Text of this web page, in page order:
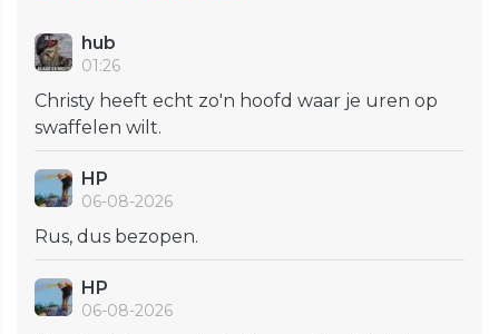
hub
01:26
Christy heeft echt zo'n hoofd waar je uren op
swaffelen wilt.
HP
06-08-2026
Rus, dus bezopen.
HP
06-08-2026